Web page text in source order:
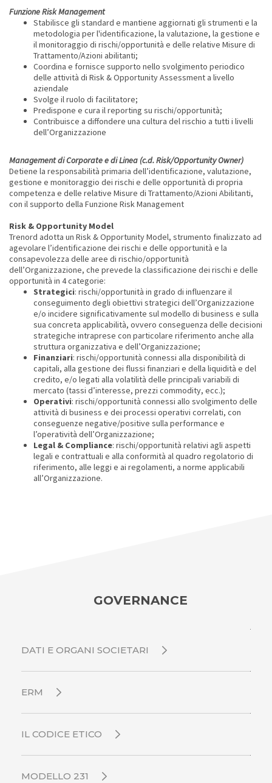
Funzione Risk Management
Stabilisce gli standard e mantiene aggiornati gli strumenti e la
metodologia per l'identificazione, la valutazione, la gestione e
il monitoraggio di rischi/opportunità e delle relative Misure di
Trattamento/Azioni abilitanti;
Coordina e fornisce supporto nello svolgimento periodico
delle attività di Risk & Opportunity Assessment a livello
aziendale
Svolge il ruolo di facilitatore;
Predispone e cura il reporting su rischi/opportunità;
Contribuisce a diffondere una cultura del rischio a tutti i livelli
dell’Organizzazione
Management di Corporate e di Linea (c.d. Risk/Opportunity Owner)
Detiene la responsabilità primaria dell’identificazione, valutazione,
gestione e monitoraggio dei rischi e delle opportunità di propria
competenza e delle relative Misure di Trattamento/Azioni Abilitanti,
con il supporto della Funzione Risk Management
Risk & Opportunity Model
Trenord adotta un Risk & Opportunity Model, strumento finalizzato ad
agevolare l’identificazione dei rischi e delle opportunità e la
consapevolezza delle aree di rischio/opportunità
dell’Organizzazione, che prevede la classificazione dei rischi e delle
opportunità in 4 categorie:
Strategici: rischi/opportunità in grado di influenzare il
conseguimento degli obiettivi strategici dell’Organizzazione
e/o incidere significativamente sul modello di business e sulla
sua concreta applicabilità, ovvero conseguenza delle decisioni
strategiche intraprese con particolare riferimento anche alla
struttura organizzativa e dell’Organizzazione;
Finanziari: rischi/opportunità connessi alla disponibilità di
capitali, alla gestione dei flussi finanziari e della liquidità e del
credito, e/o legati alla volatilità delle principali variabili di
mercato (tassi d’interesse, prezzi commodity, ecc.);
Operativi: rischi/opportunità connessi allo svolgimento delle
attività di business e dei processi operativi correlati, con
conseguenze negative/positive sulla performance e
l’operatività dell’Organizzazione;
Legal & Compliance: rischi/opportunità relativi agli aspetti
legali e contrattuali e alla conformità al quadro regolatorio di
riferimento, alle leggi e ai regolamenti, a norme applicabili
all’Organizzazione.
GOVERNANCE
DATI E ORGANI SOCIETARI
ERM
IL CODICE ETICO
MODELLO 231